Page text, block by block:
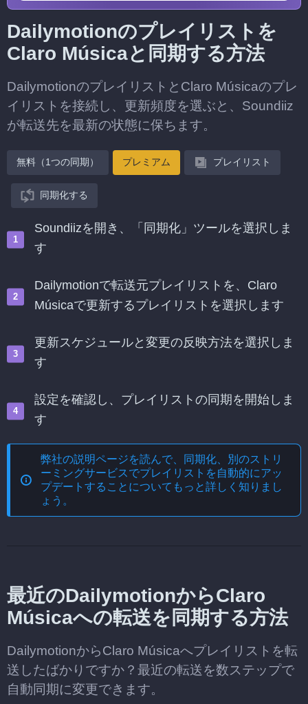
Dailymotionのプレイリストを
Claro Músicaと同期する方法
DailymotionのプレイリストとClaro Músicaのプレ
イリストを接続し、更新頻度を選ぶと、Soundiiz
が転送先を最新の状態に保ちます。
無料（1つの同期） プレミアム プレイリスト
同期化する
Soundiizを開き、「同期化」ツールを選択しま
す
Dailymotionで転送元プレイリストを、Claro
Músicaで更新するプレイリストを選択します
更新スケジュールと変更の反映方法を選択しま
す
設定を確認し、プレイリストの同期を開始しま
す
弊社の説明ページを読んで、
同期化、別のストリ
ーミングサービスでプレイリストを自動的にアッ
プデートする ことについてもっと詳しく知りまし
ょう。
最近のDailymotionからClaro
Músicaへの転送を同期する方法
DailymotionからClaro Músicaへプレイリストを転
送したばかりですか？最近の転送を数ステップで
自動同期に変更できます。